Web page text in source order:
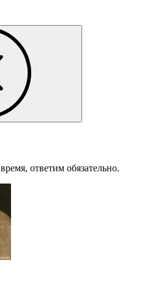
ответим обязательно.